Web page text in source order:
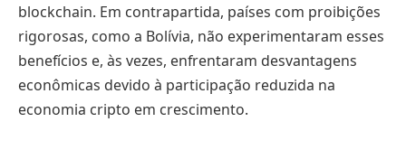
blockchain. Em contrapartida, países com proibições
rigorosas, como a Bolívia, não experimentaram esses
benefícios e, às vezes, enfrentaram desvantagens
econômicas devido à participação reduzida na
economia cripto em crescimento.